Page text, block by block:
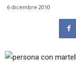
6 dicembre 2010